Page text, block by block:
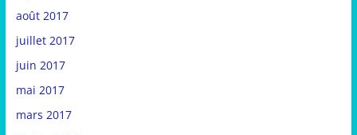
août 2017
juillet 2017
juin 2017
mai 2017
mars 2017